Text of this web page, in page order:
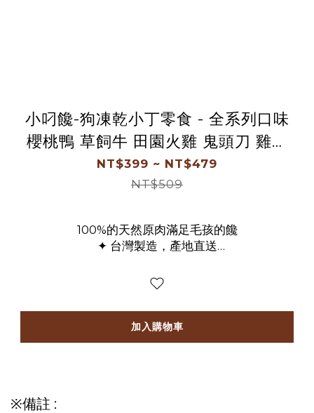
小叼饞-狗凍乾小丁零食 - 全系列口味
櫻桃鴨 草飼牛 田園火雞 鬼頭刀 雞柳
片-罐裝
NT$399 ~ NT$479
NT$509
100%的天然原肉滿足毛孩的饞
✦ 台灣製造，產地直送
✦ 採人食用等級生肉製成
✦ 保留生食營養價值及胺基酸元素
✦ 全肉製程，提供最營養優質的全肉動物蛋白質
加入購物車
※備註 :